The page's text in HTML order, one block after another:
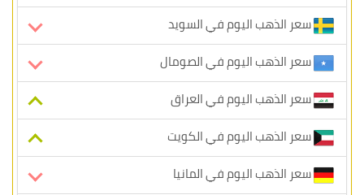
سعر الذهب اليوم في السويد
سعر الذهب اليوم في الصومال
سعر الذهب اليوم في العراق
سعر الذهب اليوم في الكويت
سعر الذهب اليوم في المانيا